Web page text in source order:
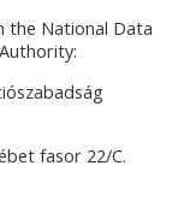
the National Data
fasor 22/C.